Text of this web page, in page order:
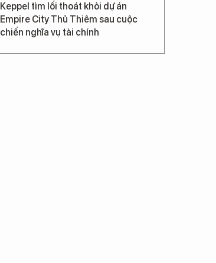
Keppel tìm lối thoát khỏi dự án
Empire City Thủ Thiêm sau cuộc
chiến nghĩa vụ tài chính